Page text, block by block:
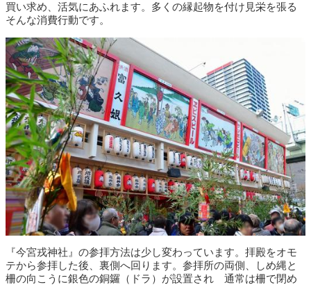
買い求め、活気にあふれます。多くの縁起物を付け見栄を張る
そんな消費行動です。
『今宮戎神社』の参拝方法は少し変わっています。拝殿をオモ
テから参拝した後、裏側へ回ります。参拝所の両側、しめ縄と
柵の向こうに銀色の銅鑼（ドラ）が設置され 通常は柵で閉め